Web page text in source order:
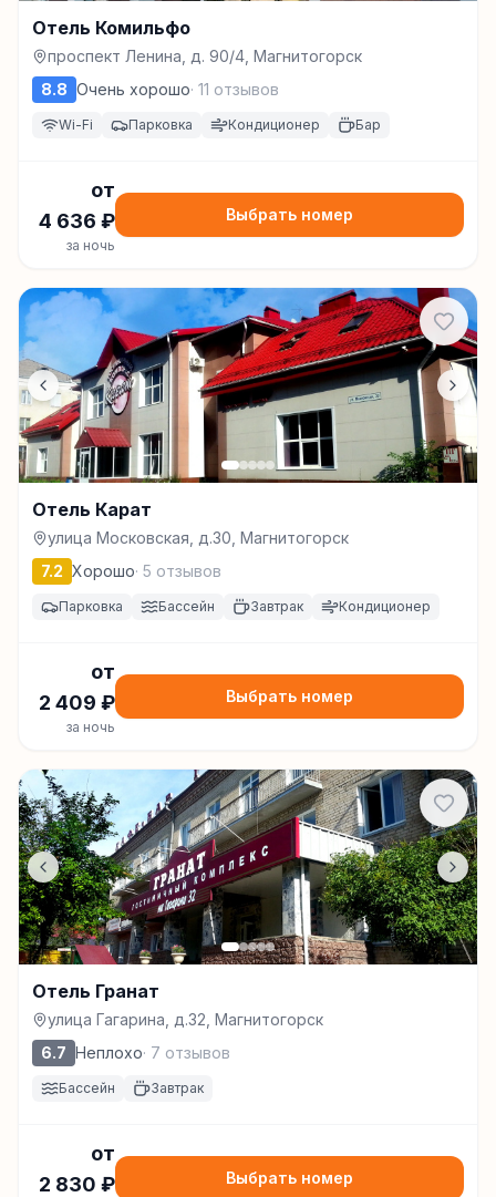
Отель Комильфо
проспект Ленина, д. 90/4, Магнитогорск
8.8 Очень хорошо· 11 отзывов
Wi-Fi Парковка Кондиционер Бар
от
4 636 ₽
за ночь
Выбрать номер
Отель Карат
улица Московская, д.30, Магнитогорск
7.2 Хорошо· 5 отзывов
Парковка Бассейн Завтрак Кондиционер
от
2 409 ₽
за ночь
Выбрать номер
Отель Гранат
улица Гагарина, д.32, Магнитогорск
6.7 Неплохо· 7 отзывов
Бассейн Завтрак
от
2 830 ₽ Выбрать номер